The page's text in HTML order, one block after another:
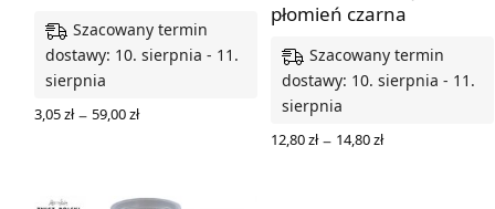
Szacowany termin
dostawy: 10. sierpnia - 11.
sierpnia
3,05zł – 59,00złZakres
płomień czarna
Szacowany termin
dostawy: 10. sierpnia - 11.
sierpnia
12,80zł – 14,80złZakres